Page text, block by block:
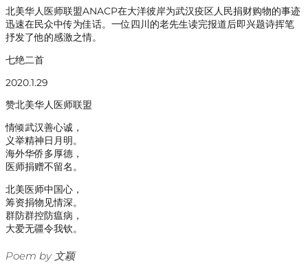
北美华人医师联盟ANACP在大洋彼岸为武汉疫区人民捐财购物的事迹
迅速在民众中传为佳话。一位四川的老先生读完报道后即兴题诗挥笔
抒发了他的感激之情。
七绝二首
2020.1.29
赞北美华人医师联盟
情倾武汉善心诚，
义举精神日月明。
海外华侨多厚德，
医师捐赠不留名。
北美医师中国心，
筹资捐物见情深。
群防群控防瘟病，
大爱无疆令我钦。
Poem by 文颖